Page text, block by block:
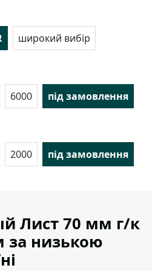
широкий вибір
6000 під замовлення
2000 під замовлення
Лист 70 мм г/к
за низькою